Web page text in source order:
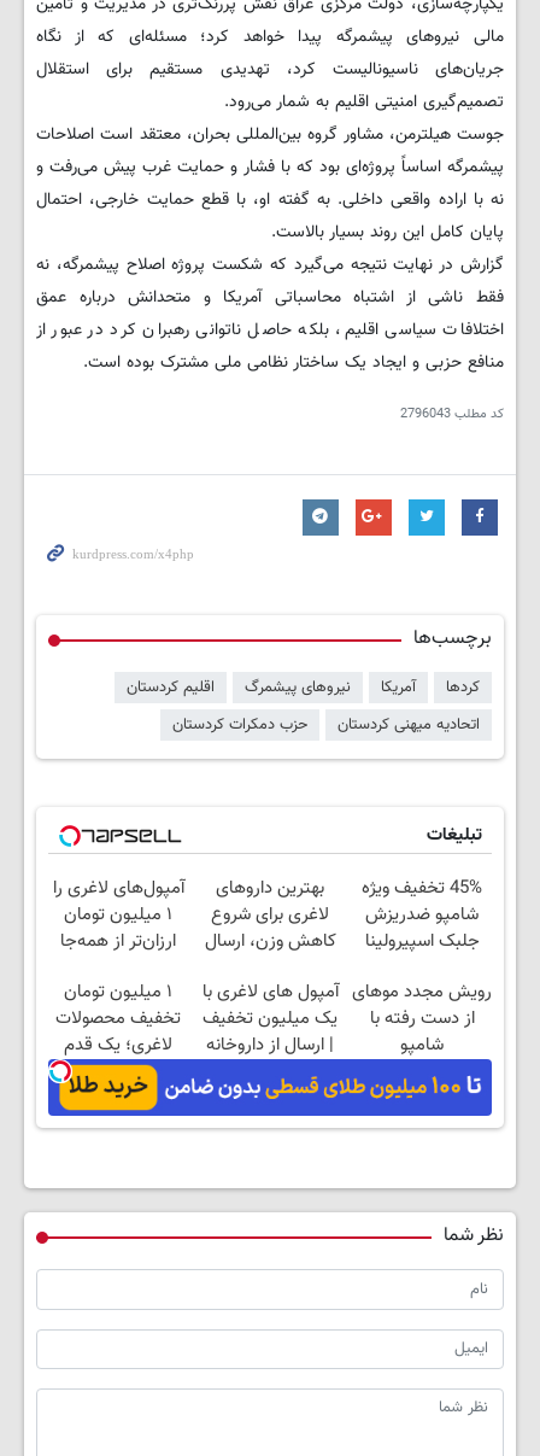
مالی نیروهای پیشمرگه پیدا خواهد کرد؛ مسئله‌ای که از نگاه
جریان‌های ناسیونالیست کرد، تهدیدی مستقیم برای استقلال
تصمیم‌گیری امنیتی اقلیم به شمار می‌رود.
جوست هیلترمن، مشاور گروه بین‌المللی بحران، معتقد است اصلاحات
پیشمرگه اساساً پروژه‌ای بود که با فشار و حمایت غرب پیش می‌رفت و
نه با اراده واقعی داخلی. به گفته او، با قطع حمایت خارجی، احتمال
پایان کامل این روند بسیار بالاست.
گزارش در نهایت نتیجه می‌گیرد که شکست پروژه اصلاح پیشمرگه، نه
فقط ناشی از اشتباه محاسباتی آمریکا و متحدانش درباره عمق
اختلافات سیاسی اقلیم، بلکه حاصل ناتوانی رهبران کرد در عبور از
منافع حزبی و ایجاد یک ساختار نظامی ملی مشترک بوده است.
کد مطلب2796043
برچسب‌ها
کردها آمریکا نیروهای پیشمرگ
اقلیم کردستان
اتحادیه میهنی کردستان
حزب دمکرات کردستان
تبلیغات
45% تخفیف ویژه
شامپو ضدریزش
جلبک اسپیرولینا
بهترین داروهای
لاغری برای شروع
کاهش وزن، ارسال
نزدیکت!
آمپول‌های لاغری را
۱ میلیون تومان
ارزان‌تر از همه‌جا
رویش مجدد موهای
از دست رفته با
شامپو
جلبک45%تخفیف تا
امشب
آمپول های لاغری با
یک میلیون تخفیف
| ارسال از داروخانه
های معتبر
۱ میلیون تومان
تخفیف محصولات
لاغری؛ یک قدم
نزدیک‌تر به شروع
کاهش وزن
نظر شما